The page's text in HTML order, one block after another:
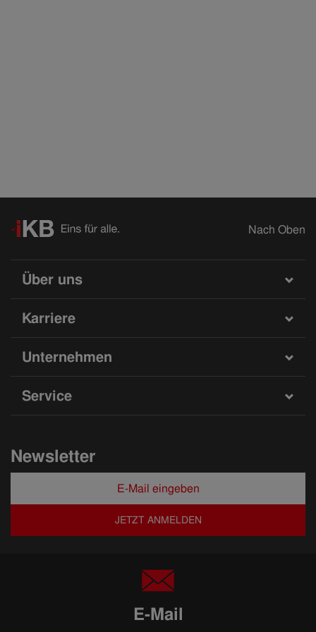
Nach Oben
Über uns
Karriere
Unternehmen
Service
Newsletter
JETZT ANMELDEN
E-Mail